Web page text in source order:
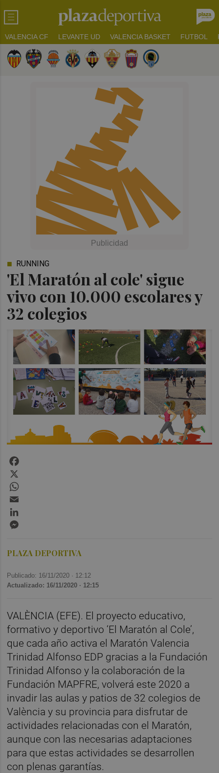
VALENCIA CF LEVANTE UD VALENCIA BASKET FUTBOL
'El Maratón al cole' sigue
vivo con 10.000 escolares y
32 colegios
RUNNING
PLAZA DEPORTIVA
Publicado: 16/11/2020 · 12:12
Actualizado: 16/11/2020 · 12:15
VALÈNCIA (EFE). El proyecto educativo,
formativo y deportivo ‘El Maratón al Cole’,
que cada año activa el Maratón Valencia
Trinidad Alfonso EDP gracias a la Fundación
Trinidad Alfonso y la colaboración de la
Fundación MAPFRE, volverá este 2020 a
invadir las aulas y patios de 32 colegios de
València y su provincia para disfrutar de
actividades relacionadas con el Maratón,
aunque con las necesarias adaptaciones
para que estas actividades se desarrollen
con plenas garantías.